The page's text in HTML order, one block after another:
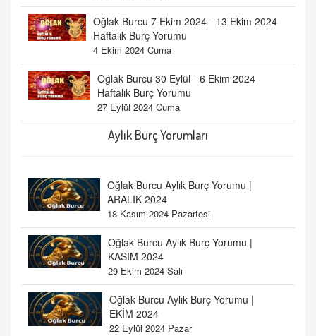
Oğlak Burcu 7 Ekim 2024 - 13 Ekim 2024
Haftalık Burç Yorumu
4 Ekim 2024 Cuma
Oğlak Burcu 30 Eylül - 6 Ekim 2024
Haftalık Burç Yorumu
27 Eylül 2024 Cuma
Aylık Burç Yorumları
Oğlak Burcu Aylık Burç Yorumu |
ARALIK 2024
18 Kasım 2024 Pazartesi
Oğlak Burcu Aylık Burç Yorumu |
KASIM 2024
29 Ekim 2024 Salı
Oğlak Burcu Aylık Burç Yorumu |
EKİM 2024
22 Eylül 2024 Pazar